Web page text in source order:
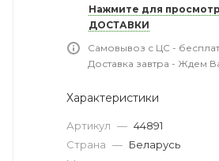
Нажмите для
ДОСТАВКИ
Самовывоз с ЦС -
Доставка завтра - Ждем
Характеристики
Артикул — 44891
Страна — Беларусь